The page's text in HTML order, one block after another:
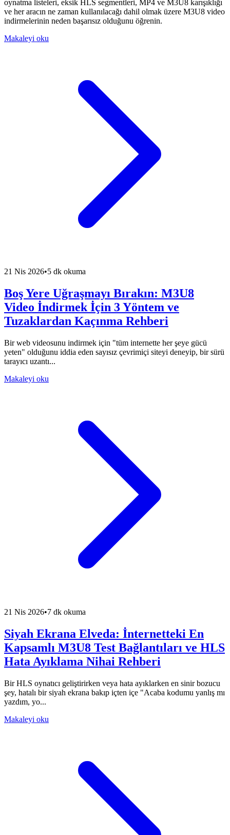
oynatma listeleri, eksik HLS segmentleri, MP4 ve M3U8 karışıklığı
ve her aracın ne zaman kullanılacağı dahil olmak üzere M3U8 video
indirmelerinin neden başarısız olduğunu öğrenin.
Makaleyi oku
21 Nis 2026•5 dk okuma
Boş Yere Uğraşmayı Bırakın: M3U8
Video İndirmek İçin 3 Yöntem ve
Tuzaklardan Kaçınma Rehberi
Bir web videosunu indirmek için "tüm internette her şeye gücü
yeten" olduğunu iddia eden sayısız çevrimiçi siteyi deneyip, bir sürü
tarayıcı uzantı...
Makaleyi oku
21 Nis 2026•7 dk okuma
Siyah Ekrana Elveda: İnternetteki En
Kapsamlı M3U8 Test Bağlantıları ve HLS
Hata Ayıklama Nihai Rehberi
Bir HLS oynatıcı geliştirirken veya hata ayıklarken en sinir bozucu
şey, hatalı bir siyah ekrana bakıp içten içe "Acaba kodumu yanlış mı
yazdım, yo...
Makaleyi oku